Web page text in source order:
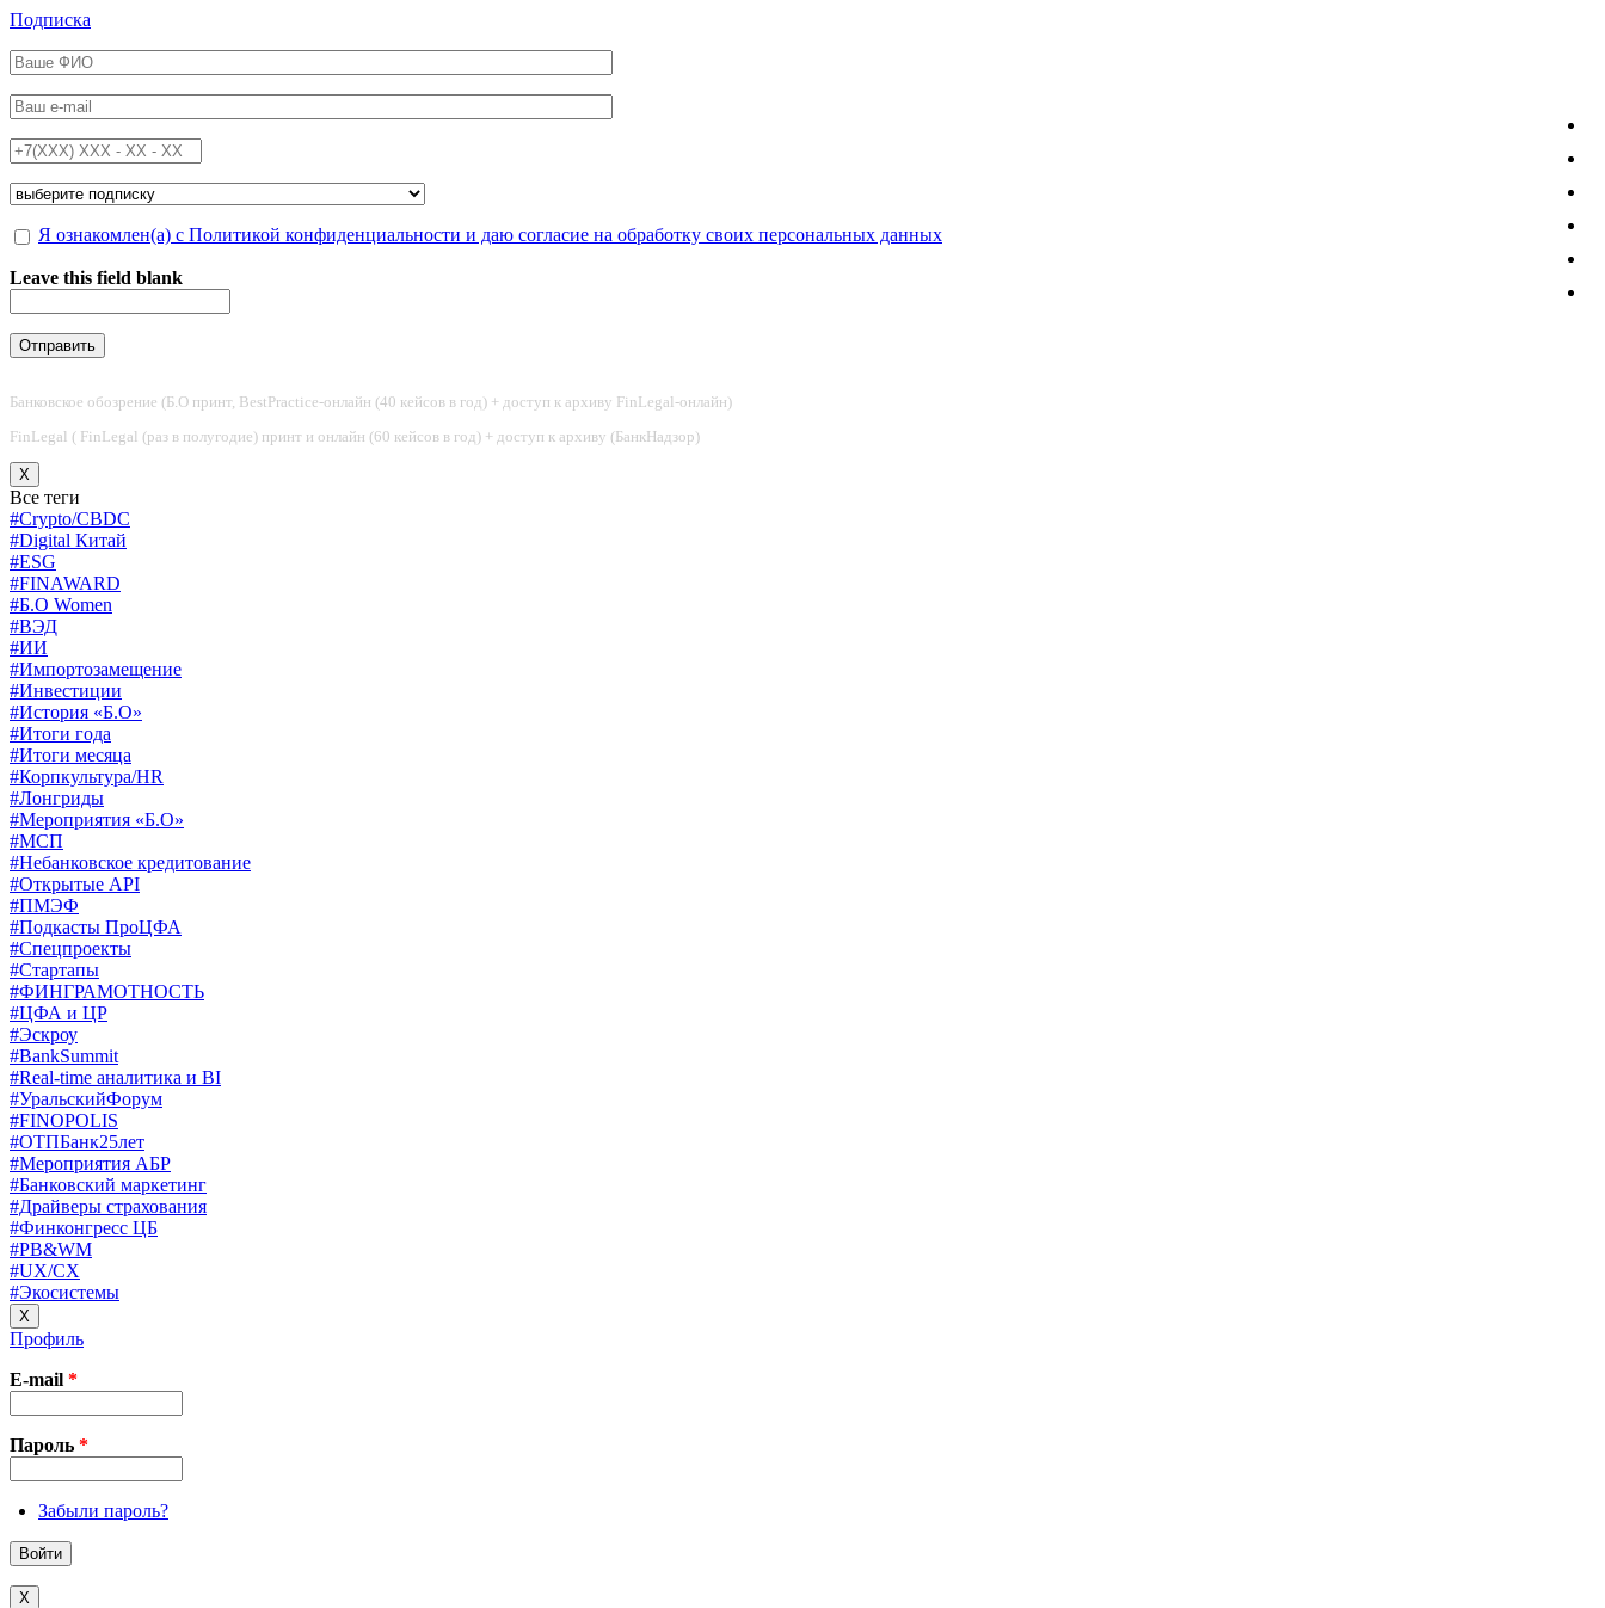
Перейти к основному содержанию
Подписка
ФИО*
Email*
Телефон*
Подписка на*
Обработка персональных данных*
Я ознакомлен(а) с Политикой конфиденциальности и даю согласие на обработку своих персональных данных
Leave this field blank
Банковское обозрение (Б.О принт, BestPractice-онлайн (40 кейсов в год) + доступ к архиву FinLegal-онлайн)
FinLegal ( FinLegal (раз в полугодие) принт и онлайн (60 кейсов в год) + доступ к архиву (БанкНадзор)
X
Все теги
#Crypto/CBDC
#Digital Китай
#ESG
#FINAWARD
#Б.О Women
#ВЭД
#ИИ
#Импортозамещение
#Инвестиции
#История «Б.О»
#Итоги года
#Итоги месяца
#Корпкультура/HR
#Лонгриды
#Мероприятия «Б.О»
#МСП
#Небанковское кредитование
#Открытые API
#ПМЭФ
#Подкасты ПроЦФА
#Спецпроекты
#Стартапы
#ФИНГРАМОТНОСТЬ
#ЦФА и ЦР
#Эскроу
#BankSummit
#Real-time аналитика и BI
#УральскийФорум
#FINOPOLIS
#ОТПБанк25лет
#Мероприятия АБР
#Банковский маркетинг
#Драйверы страхования
#Финконгресс ЦБ
#PB&WM
#UX/CX
#Экосистемы
X
Профиль
E-mail *
Пароль *
Забыли пароль?
X